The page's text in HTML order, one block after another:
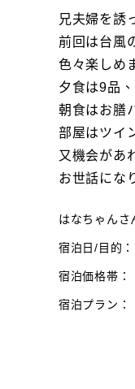
兄夫婦を誘
前回は台風
色々楽しめ
夕食は9品
朝食はお膳
部屋はツイ
又機会があ
お世話にな
はなちゃんさ
宿泊日/目的：
宿泊価格帯：
宿泊プラン：